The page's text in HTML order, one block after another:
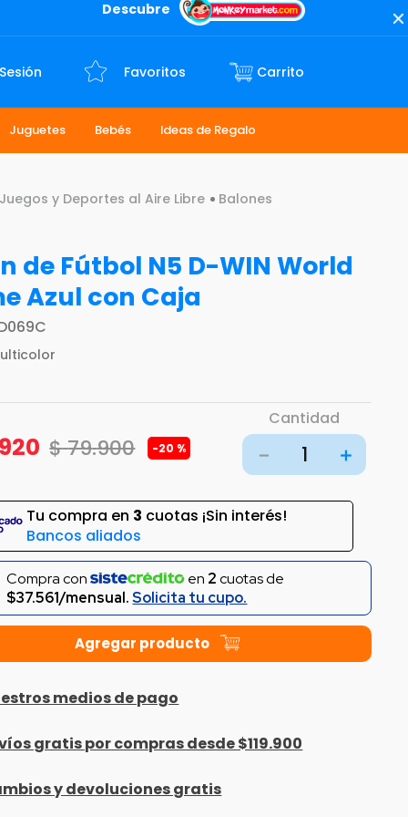
Descubre
Favoritos
Juguetes Bebés Ideas de Regalo
Juegos y Deportes al Aire Libre Balones
de Fútbol N5 D-WIN World
Azul con Caja
$79.900 -20 %
Cantidad
＋
－
Tu compra en 3 cuotas ¡Sin interés!
Bancos aliados
Compra con en 2cuotas de
$37.561/mensual.Solicita tu cupo.
medios de pago
gratis por compras desde $119.900
y devoluciones gratis